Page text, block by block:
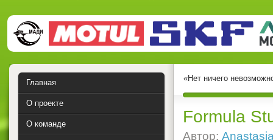
«Нет ничего
Formula
Автор:
Главная
О проекте
О команде